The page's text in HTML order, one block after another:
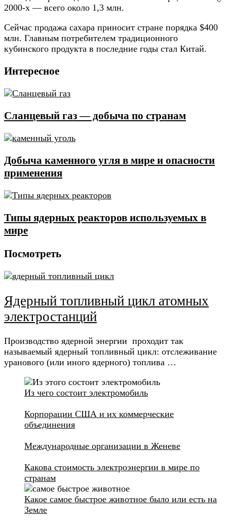
2000-х — всего около 1,3 млн.
Сейчас продажа сахара приносит стране порядка $400
млн. Главным потребителем традиционного
кубинского продукта в последние годы стал Китай.
Интересное
Cланцевый газ — добыча по странам
Добыча каменного угля в мире и опасности
применения
Типы ядерных реакторов используемых в
мире
Посмотреть
Ядерный топливный цикл атомных
электростанций
Производство ядерной энергии проходит так
называемый ядерный топливный цикл: отслеживание
уранового (или иного ядерного) топлива …
Из чего состоит электромобиль
Корпорации США и их коммерческие
объединения
Международные организации в Женеве
Какова стоимость электроэнергии в мире по
странам
Какое самое быстрое животное было или есть на
Земле